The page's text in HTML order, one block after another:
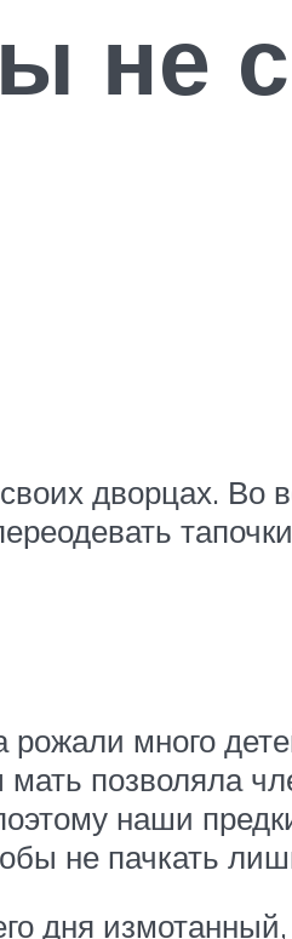
не
дворцах. Во
рожали много
мать позволяла
наши
не пачкать
дня